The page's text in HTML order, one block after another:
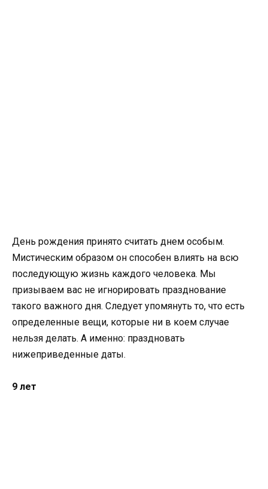
День рождения принято считать днем особым.
Мистическим образом он способен влиять на всю
последующую жизнь каждого человека. Мы
призываем вас не игнорировать празднование
такого важного дня. Следует упомянуть то, что есть
определенные вещи, которые ни в коем случае
нельзя делать. А именно: праздновать
нижеприведенные даты.
9 лет